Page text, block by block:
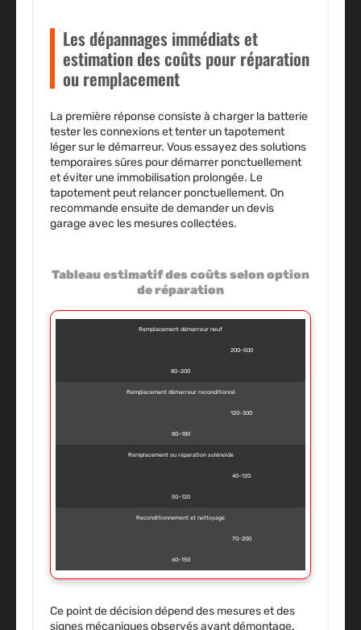
Les dépannages immédiats et
estimation des coûts pour réparation
ou remplacement
La première réponse consiste à charger la batterie
tester les connexions et tenter un tapotement
léger sur le démarreur. Vous essayez des solutions
temporaires sûres pour démarrer ponctuellement
et éviter une immobilisation prolongée. Le
tapotement peut relancer ponctuellement. On
recommande ensuite de demander un devis
garage avec les mesures collectées.
Tableau estimatif des coûts selon option
de réparation
Remplacement démarreur neuf
200–500
80–200
Remplacement démarreur reconditionné
120–300
80–180
Remplacement ou réparation solénoïde
40–120
50–120
Reconditionnement et nettoyage
70–200
60–150
Ce point de décision dépend des mesures et des
signes mécaniques observés avant démontage.